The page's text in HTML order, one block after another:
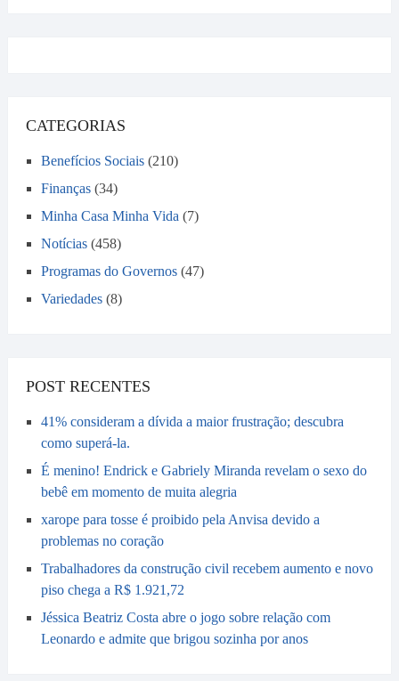
CATEGORIAS
Benefícios Sociais(210)
Finanças(34)
Minha Casa Minha Vida (7)
Notícias(458)
Programas do Governos(47)
Variedades(8)
POST RECENTES
41% consideram a dívida a maior frustração; descubra
como superá-la.
É menino! Endrick e Gabriely Miranda revelam o sexo do
bebê em momento de muita alegria
xarope para tosse é proibido pela Anvisa devido a
problemas no coração
Trabalhadores da construção civil recebem aumento e novo
piso chega a R$ 1.921,72
Jéssica Beatriz Costa abre o jogo sobre relação com
Leonardo e admite que brigou sozinha por anos